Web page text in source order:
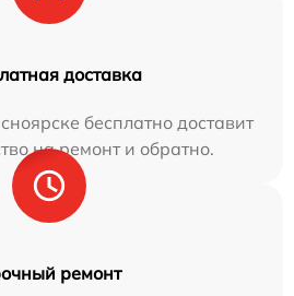
доставка
бесплатно доставит
на ремонт и обратно.
ремонт